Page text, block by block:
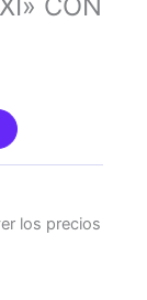
CON
los precios